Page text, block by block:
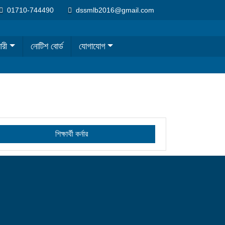
01710-744490 dssmlb2016@gmail.com
নোটিশ বোর্ড যোগাযোগ
শিক্ষার্থী কর্নার